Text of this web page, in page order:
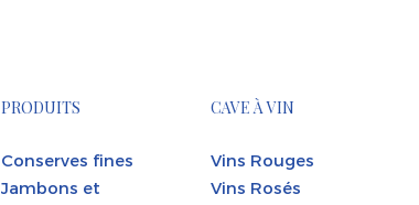
PRODUITS
Conserves fines
Jambons et
CAVE À VIN
Vins Rouges
Vins Rosés